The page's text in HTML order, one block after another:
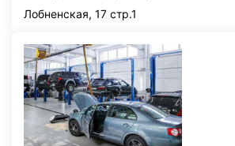
Лобненская, 17 стр.1